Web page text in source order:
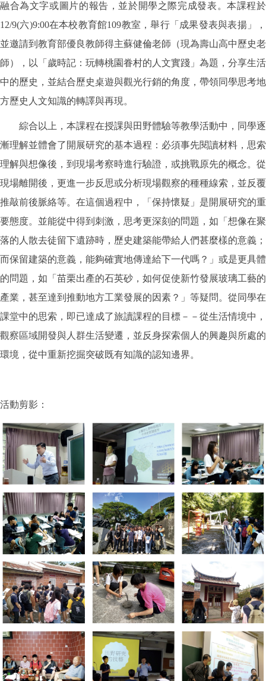
融合為文字或圖片的報告，並於開學之際完成發表。本課程於
12/9(六)9:00在本校教育館109教室，舉行「成果發表與表揚」，
並邀請到教育部優良教師得主蘇健倫老師（現為壽山高中歷史老
師），以「歲時記：玩轉桃園眷村的人文實踐」為題，分享生活
中的歷史，並結合歷史桌遊與觀光行銷的角度，帶領同學思考地
方歷史人文知識的轉譯與再現。
綜合以上，本課程在授課與田野體驗等教學活動中，同學逐
漸理解並體會了開展研究的基本過程：必須事先閱讀材料，思索
理解與想像後，到現場考察時進行驗證，或挑戰原先的概念。從
現場離開後，更進一步反思或分析現場觀察的種種線索，並反覆
推敲前後脈絡等。在這個過程中，「保持懷疑」是開展研究的重
要態度。並能從中得到刺激，思考更深刻的問題，如「想像在聚
落的人散去徒留下遺跡時，歷史建築能帶給人們甚麼樣的意義；
而保留建築的意義，能夠確實地傳達給下一代嗎？」或是更具體
的問題，如「苗栗出產的石英砂，如何促使新竹發展玻璃工藝的
產業，甚至達到推動地方工業發展的因素？」等疑問。從同學在
課堂中的思索，即已達成了旅讀課程的目標－－從生活情境中，
觀察區域開發與人群生活變遷，並反身探索個人的興趣與所處的
環境，從中重新挖掘突破既有知識的認知邊界。
活動剪影：